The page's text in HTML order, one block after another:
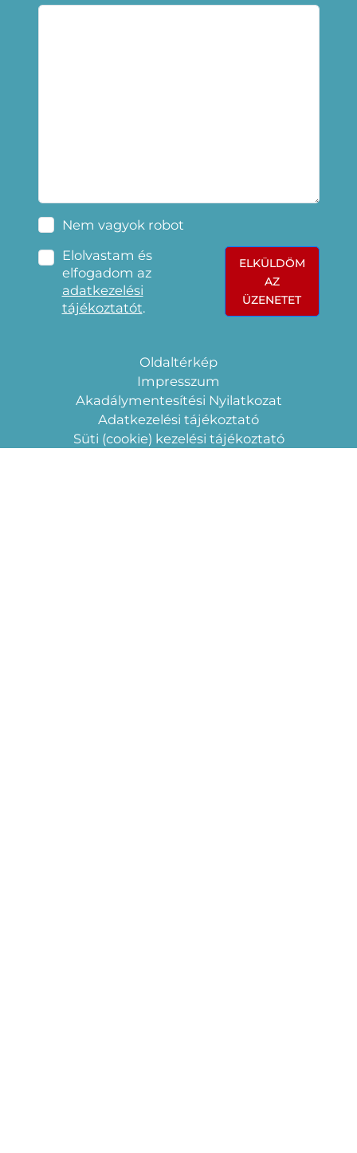
Nem vagyok robot
Elolvastam és
elfogadom az
adatkezelési
tájékoztatót.
ELKÜLDÖM
AZ
ÜZENETET
Oldaltérkép
Impresszum
Akadálymentesítési Nyilatkozat
Adatkezelési tájékoztató
Süti (cookie) kezelési tájékoztató